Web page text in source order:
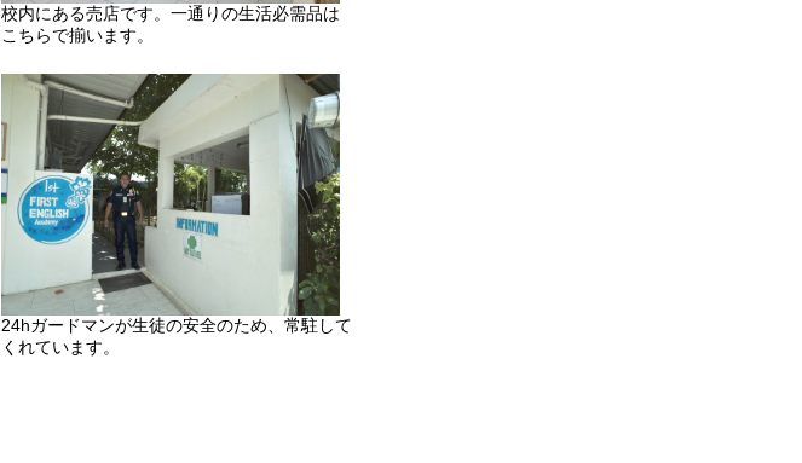
校内にある売店です。一通りの生活必需品は
こちらで揃います。
24hガードマンが生徒の安全のため、常駐して
くれています。